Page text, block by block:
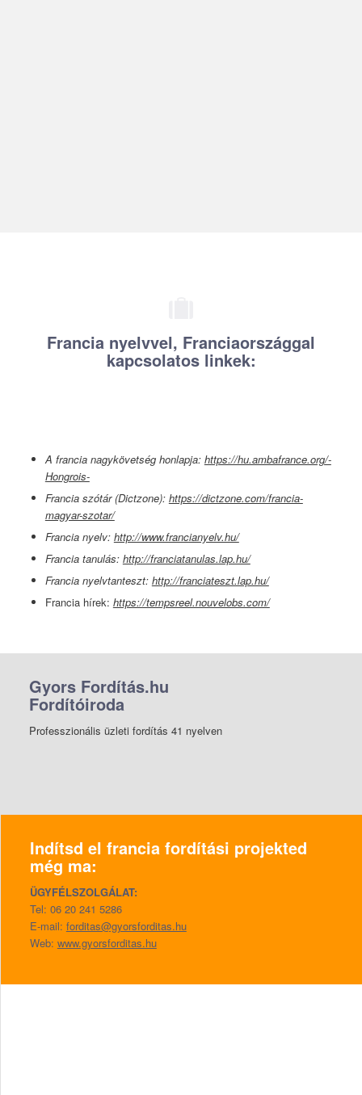
Francia nyelvvel, Franciaországgal
kapcsolatos linkek:
A francia nagykövetség honlapja: https://hu.ambafrance.org/-
Hongrois-
Francia szótár (Dictzone): https://dictzone.com/francia-
magyar-szotar/
Francia nyelv: http://www.francianyelv.hu/
Francia tanulás: http://franciatanulas.lap.hu/
Francia nyelvtanteszt: http://franciateszt.lap.hu/
Francia hírek: https://tempsreel.nouvelobs.com/
Gyors Fordítás.hu
Fordítóiroda
Professzionális üzleti fordítás 41 nyelven
Indítsd el francia fordítási projekted
még ma:
ÜGYFÉLSZOLGÁLAT:
Tel: 06 20 241 5286
E-mail: forditas@gyorsforditas.hu
Web: www.gyorsforditas.hu